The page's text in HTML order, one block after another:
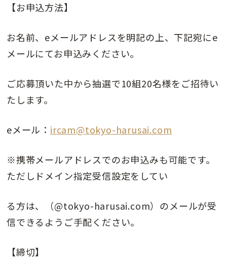
【お申込方法】
お名前、eメールアドレスを明記の上、下記宛にe
メールにてお申込みください。
ご応募頂いた中から抽選で10組20名様をご招待い
たします。
eメール： ircam@tokyo-harusai.com
※携帯メールアドレスでのお申込みも可能です。
ただしドメイン指定受信設定をしてい
る方は、（@tokyo-harusai.com）のメールが受
信できるようご手配ください。
【締切】